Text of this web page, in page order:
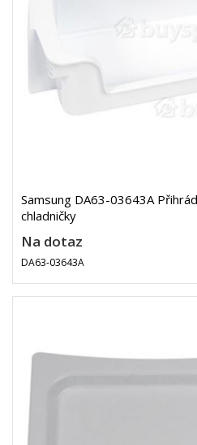
Samsung DA63-03643A
chladničky
Na dotaz
DA63-03643A